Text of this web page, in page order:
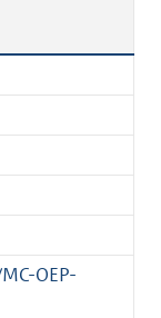
OEP-